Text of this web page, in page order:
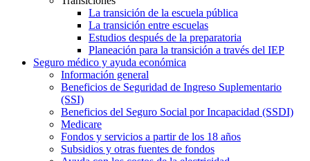
La transición de la escuela pública
La transición entre escuelas
Estudios después de la preparatoria
Planeación para la transición a través del IEP
Seguro médico y ayuda económica
Información general
Beneficios de Seguridad de Ingreso Suplementario
(SSI)
Beneficios del Seguro Social por Incapacidad (SSDI)
Medicare
Fondos y servicios a partir de los 18 años
Subsidios y otras fuentes de fondos